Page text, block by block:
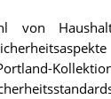
von